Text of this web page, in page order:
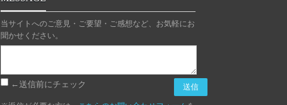
当サイトへのご意見・ご要望・ご感想など、お気軽にお
聞かせください。
←送信前にチェック